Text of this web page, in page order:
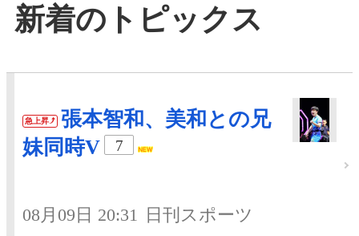
新着のトピックス
急上昇
張本智和、美和との兄
妹同時V
7
08月09日 20:31 日刊スポーツ